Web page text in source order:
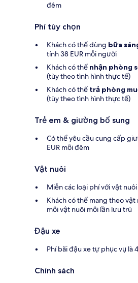
đêm
Phí tùy chọn
Khách có thể dùng bữa
tính 38 EUR mỗi người
Khách có thể nhận phòng
(tùy theo tình hình thực tế)
Khách có thể trả phòng
(tùy theo tình hình thực tế)
Trẻ em & giường bổ sung
Có thể yêu cầu cung cấp
EUR mỗi đêm
Vật nuôi
Miễn các loại phí với vật
Khách có thể mang theo vật
mỗi vật nuôi mỗi lần lưu trú
Đậu xe
Phí bãi đậu xe tự phục vụ là
Chính sách